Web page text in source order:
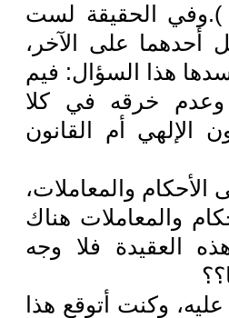
).وفي الحقيقة لست
أحدهما على الآخر،
هذا السؤال: فيم
وعدم خرقه في كلا
الإلهي أم القانون
الأحكام والمعاملات،
والمعاملات هناك
العقيدة فلا وجه
وكنت أتوقع هذا